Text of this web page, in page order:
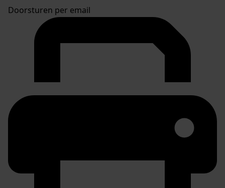
Doorsturen per email